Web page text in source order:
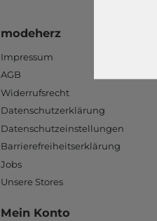
modeherz
Impressum
AGB
Widerrufsrecht
Datenschutzerklärung
Datenschutzeinstellungen
Barrierefreiheitserklärung
Jobs
Unsere Stores
Mein Konto